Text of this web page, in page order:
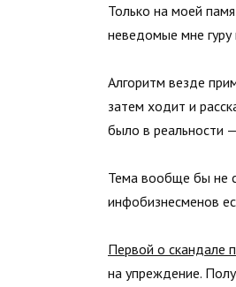
Только на моей
неведомые мне
Алгоритм везде
затем ходит и
было в реальности
Тема вообще бы не
инфобизнесменов
Первой о скандале
на упреждение.